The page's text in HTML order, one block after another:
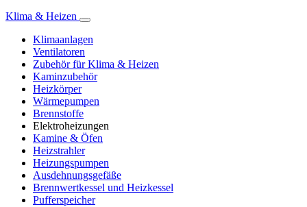
Klima & Heizen
Klimaanlagen
Ventilatoren
Zubehör für Klima & Heizen
Kaminzubehör
Heizkörper
Wärmepumpen
Brennstoffe
Elektroheizungen
Kamine & Öfen
Heizstrahler
Heizungspumpen
Ausdehnungsgefäße
Brennwertkessel und Heizkessel
Pufferspeicher